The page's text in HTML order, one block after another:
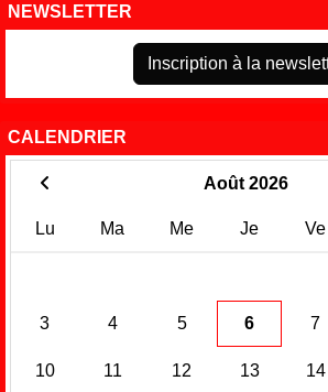
NEWSLETTER
Inscription à la
CALENDRIER
Août 2026
Lu Ma Me Je Ve
3 4 5 6 7
10 11 12 13 14